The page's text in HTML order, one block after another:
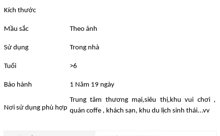
Kích thước
Mầu sắc Theo ảnh
Sử dụng Trong nhà
Tuổi >6
Bảo hành 1 Năm 19 ngày
Nơi sử dụng phù hợp
Trung tâm thương mại,siêu thị,khu vui chơi ,
quán coffe , khách sạn, khu du lịch sinh thái...vv